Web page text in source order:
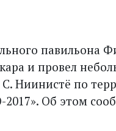
павильона
и провел
Ниинистё по
Об этом